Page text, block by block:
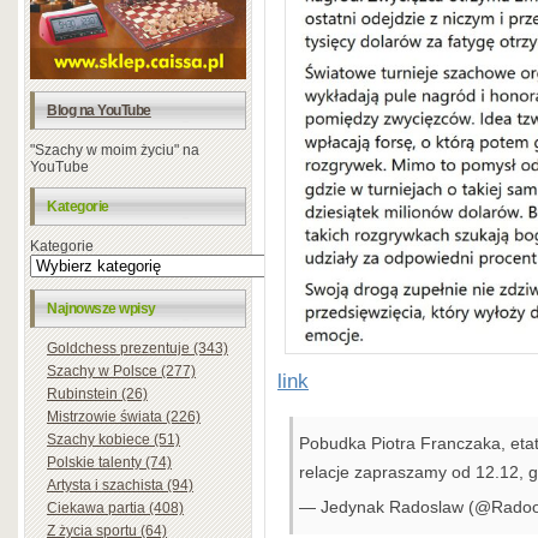
Blog na YouTube
"Szachy w moim życiu" na
YouTube
Kategorie
Kategorie
Najnowsze wpisy
Goldchess prezentuje (343)
Szachy w Polsce (277)
Rubinstein (26)
Mistrzowie świata (226)
Szachy kobiece (51)
Polskie talenty (74)
Artysta i szachista (94)
Ciekawa partia (408)
Z życia sportu (64)
link
Pobudka Piotra Franczaka,
relacje zapraszamy od 12.12,
— Jedynak Radoslaw